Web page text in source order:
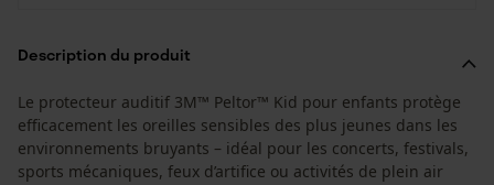
Description du produit
Le protecteur auditif 3M™ Peltor™ Kid pour enfants protège
efficacement les oreilles sensibles des plus jeunes dans les
environnements bruyants – idéal pour les concerts, festivals,
sports mécaniques, feux d’artifice ou activités de plein air